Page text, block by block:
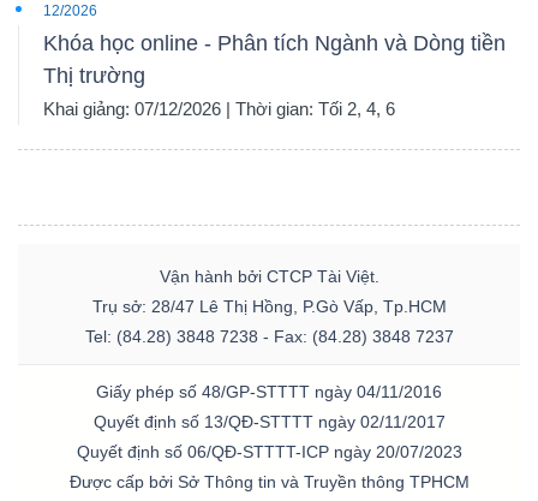
12/2026
Khóa học online - Phân tích Ngành và Dòng tiền
Thị trường
Khai giảng: 07/12/2026 | Thời gian: Tối 2, 4, 6
Vận hành bởi CTCP Tài Việt.
Trụ sở: 28/47 Lê Thị Hồng, P.Gò Vấp, Tp.HCM
Tel: (84.28) 3848 7238 - Fax: (84.28) 3848 7237
Giấy phép số 48/GP-STTTT ngày 04/11/2016
Quyết định số 13/QĐ-STTTT ngày 02/11/2017
Quyết định số 06/QĐ-STTTT-ICP ngày 20/07/2023
Được cấp bởi Sở Thông tin và Truyền thông TPHCM